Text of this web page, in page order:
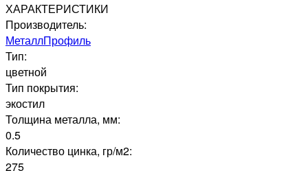
ХАРАКТЕРИСТИКИ
Производитель:
МеталлПрофиль
Тип:
цветной
Тип покрытия:
экостил
Толщина металла, мм:
0.5
Количество цинка, гр/м2:
275